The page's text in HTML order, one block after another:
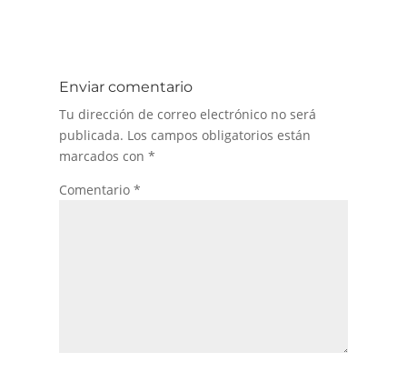
Enviar comentario
Tu dirección de correo electrónico no será
publicada. Los campos obligatorios están
marcados con *
Comentario *